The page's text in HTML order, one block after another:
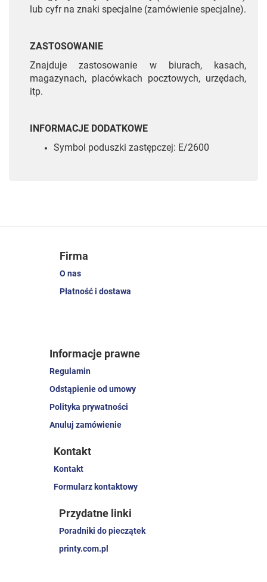
lub cyfr na znaki specjalne (zamówienie specjalne).
ZASTOSOWANIE
Znajduje zastosowanie w biurach, kasach,
magazynach, placówkach pocztowych, urzędach,
itp.
INFORMACJE DODATKOWE
Symbol poduszki zastępczej: E/2600
Firma
O nas
Płatność i dostawa
Informacje prawne
Regulamin
Odstąpienie od umowy
Polityka prywatności
Anuluj zamówienie
Kontakt
Kontakt
Formularz kontaktowy
Przydatne linki
Poradniki do pieczątek
printy.com.pl